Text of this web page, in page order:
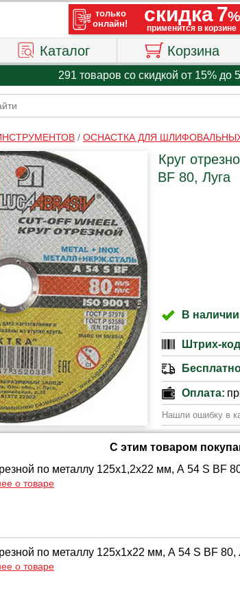
Каталог Корзина
291 товаров со скидкой от 15% до
/ ОСНАСТКА ДЛЯ
Круг
BF 80, Луга
В
Штрих-
Оплата:
Нашли ошибку в
С этим товаром
по металлу 125х1,2х22 мм, А 54 S BF
о товаре
по металлу 125х1х22 мм, А 54 S BF 80,
о товаре